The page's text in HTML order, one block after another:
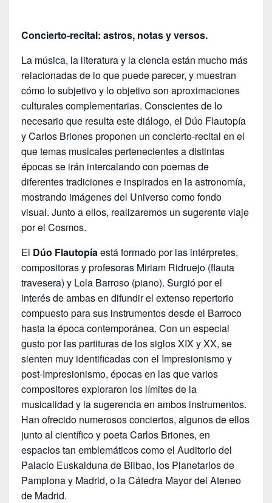
Concierto-recital: astros, notas y versos.
La música, la literatura y la ciencia están mucho más
relacionadas de lo que puede parecer, y muestran
cómo lo subjetivo y lo objetivo son aproximaciones
culturales complementarias. Conscientes de lo
necesario que resulta este diálogo, el Dúo Flautopía
y Carlos Briones proponen un concierto-recital en el
que temas musicales pertenecientes a distintas
épocas se irán intercalando con poemas de
diferentes tradiciones e inspirados en la astronomía,
mostrando imágenes del Universo como fondo
visual. Junto a ellos, realizaremos un sugerente viaje
por el Cosmos.
El Dúo Flautopía está formado por las intérpretes,
compositoras y profesoras Miriam Ridruejo (flauta
travesera) y Lola Barroso (piano). Surgió por el
interés de ambas en difundir el extenso repertorio
compuesto para sus instrumentos desde el Barroco
hasta la época contemporánea. Con un especial
gusto por las partituras de los siglos XIX y XX, se
sienten muy identificadas con el Impresionismo y
post-Impresionismo, épocas en las que varios
compositores exploraron los límites de la
musicalidad y la sugerencia en ambos instrumentos.
Han ofrecido numerosos conciertos, algunos de ellos
junto al científico y poeta Carlos Briones, en
espacios tan emblemáticos como el Auditorio del
Palacio Euskalduna de Bilbao, los Planetarios de
Pamplona y Madrid, o la Cátedra Mayor del Ateneo
de Madrid.